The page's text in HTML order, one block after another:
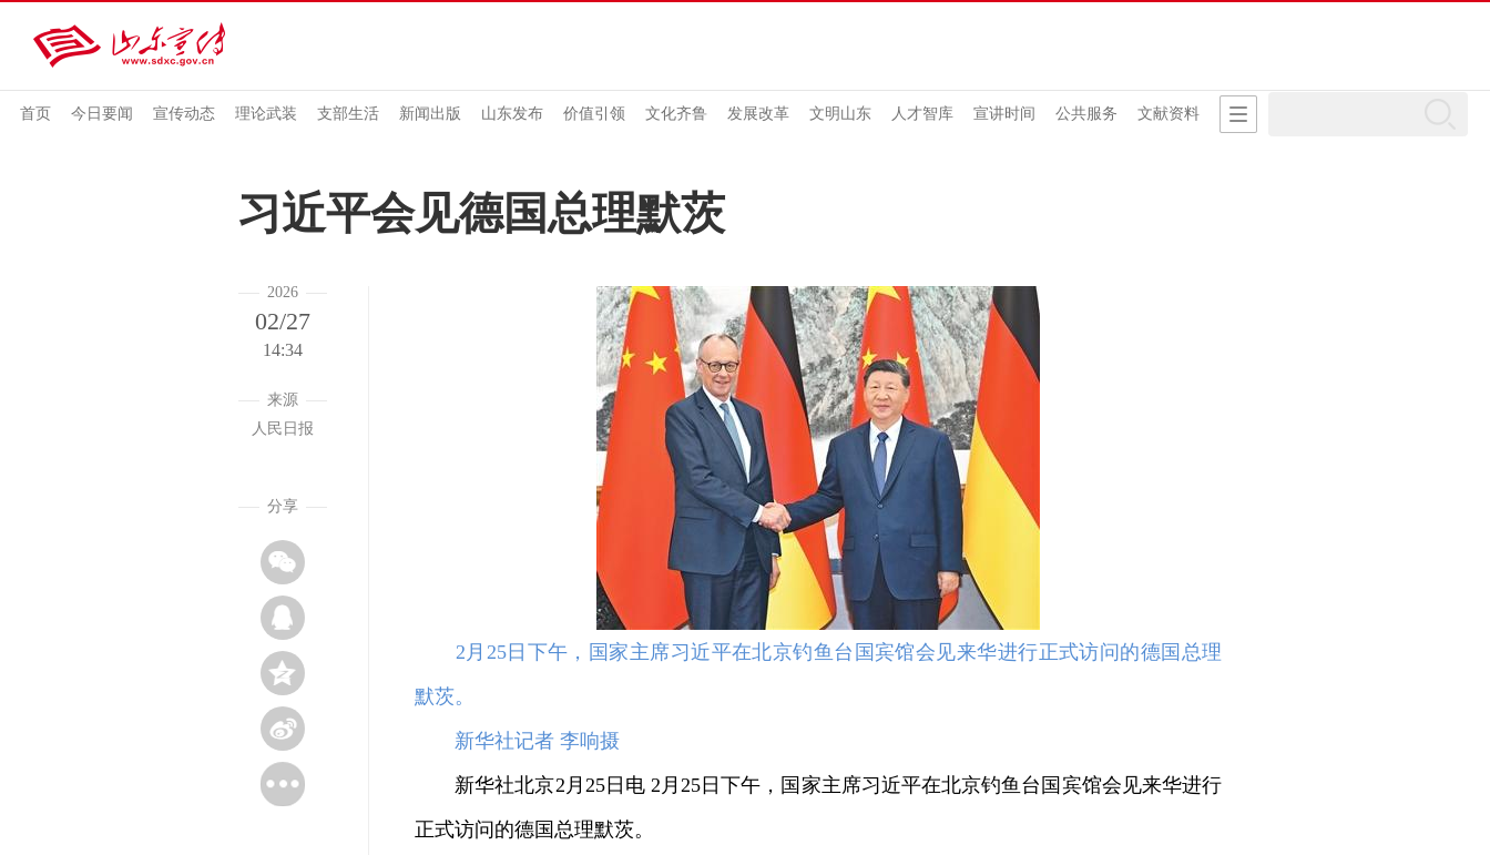
首页 今日要闻 宣传动态 理论武装 支部生活 新闻出版 山东发布 价值引领 文化齐鲁 发展改革 文明山东 人才智库 宣讲时间 公共服务 文献资料
习近平会见德国总理默茨
2026
02/27
14:34
来源
人民日报
分享
2月25日下午，国家主席习近平在北京钓鱼台国宾馆会见来华进行正式访问的德国总理
默茨。
新华社记者 李响摄
新华社北京2月25日电 2月25日下午，国家主席习 近平在北京钓鱼台国宾馆会见来华进行
正式访问的德国总理默茨。